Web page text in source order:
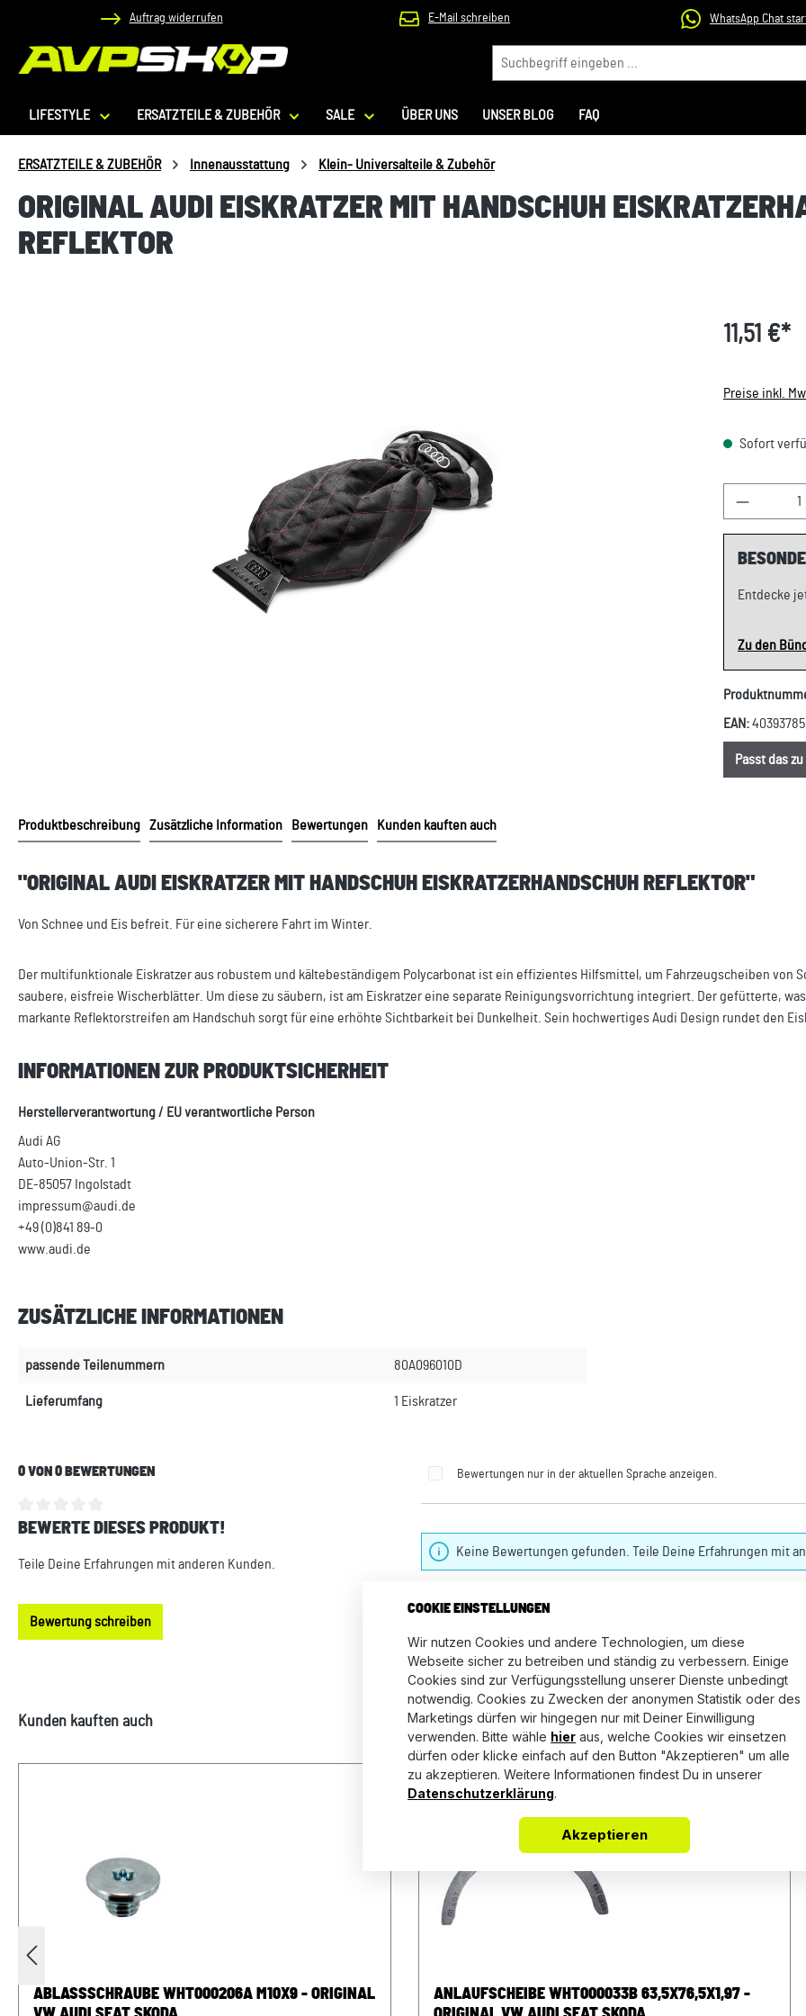
Hauptinhalt springen
Zur Suche springen
Zur Hauptnavigation springen
Auftrag widerrufen E-Mail schreiben WhatsApp Chat
LIFESTYLE ERSATZTEILE & ZUBEHÖR SALE ÜBER UNS UNSER BLOG FAQ
ERSATZTEILE & ZUBEHÖR Innenausstattung Klein- Universalteile & Zubehör
ORIGINAL AUDI EISKRATZER MIT HANDSCHUH
REFLEKTOR
11,51 €*
Preise inkl.
Sofort
Produkt
Entdecke
Zu den
EAN:
Passt das
Produktbeschreibung Zusätzliche Information Bewertungen Kunden kauften auch
"ORIGINAL AUDI EISKRATZER MIT HANDSCHUH EISKRATZERHANDSCHUH REFLEKTOR"
Von Schnee und Eis befreit. Für eine sicherere Fahrt im Winter.
Der multifunktionale Eiskratzer aus robustem und kältebeständigem Polycarbonat ist ein effizientes Hilfsmittel, um Fahrzeugscheiben von
saubere, eisfreie Wischerblätter. Um diese zu säubern, ist am Eiskratzer eine separate Reinigungsvorrichtung integriert. Der gefütterte,
markante Reflektorstreifen am Handschuh sorgt für eine erhöhte Sichtbarkeit bei Dunkelheit. Sein hochwertiges Audi Design rundet den
INFORMATIONEN ZUR PRODUKTSICHERHEIT
Herstellerverantwortung / EU verantwortliche Person
Audi AG
Auto-Union-Str. 1
DE-85057 Ingolstadt
impressum@audi.de
+49 (0)841 89-0
www.audi.de
ZUSÄTZLICHE INFORMATIONEN
passende Teilenummern 80A096010D
Lieferumfang 1 Eiskratzer
0 VON 0 BEWERTUNGEN
Durchschnittliche Bewertung von 0 von 5 Sternen
BEWERTE DIESES PRODUKT!
Teile Deine Erfahrungen mit anderen Kunden.
Bewertung schreiben
Bewertungen nur in der aktuellen Sprache anzeigen.
Keine Bewertungen gefunden. Teile Deine Erfahrungen mit
Produktgalerie überspringen
Kunden kauften auch
ABLASSSCHRAUBE WHT000206A M10X9 - ORIGINAL
ANLAUFSCHEIBE WHT000033B 63,5X76,5X1,97 -
COOKIE EINSTELLUNGEN
Wir nutzen Cookies und andere Technologien, um diese
Webseite sicher zu betreiben und ständig zu verbessern. Einige
Cookies sind zur Verfügungsstellung unserer Dienste unbedingt
notwendig. Cookies zu Zwecken der anonymen Statistik oder des
Marketings dürfen wir hingegen nur mit Deiner Einwilligung
verwenden. Bitte wähle hier aus, welche Cookies wir einsetzen
dürfen oder klicke einfach auf den Button "Akzeptieren" um alle
zu akzeptieren. Weitere Informationen findest Du in unserer
Datenschutzerklärung.
Akzeptieren